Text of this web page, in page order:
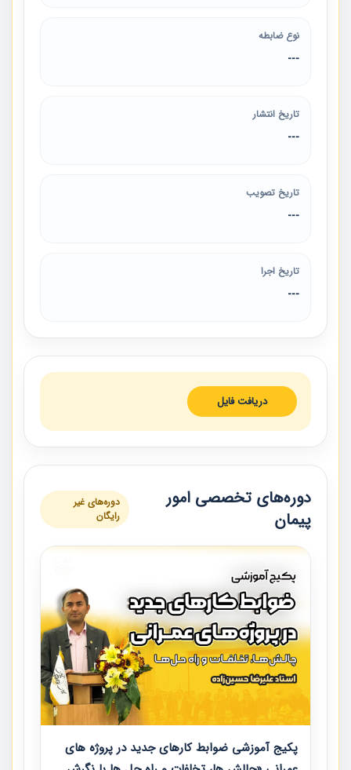
نوع ضابطه
---
تاریخ انتشار
---
تاریخ تصویب
---
تاریخ اجرا
---
دریافت فایل
دوره‌های تخصصی امور
پیمان
دوره‌های غیر
رایگان
پکیج آموزشی ضوابط کارهای جدید در پروژه های